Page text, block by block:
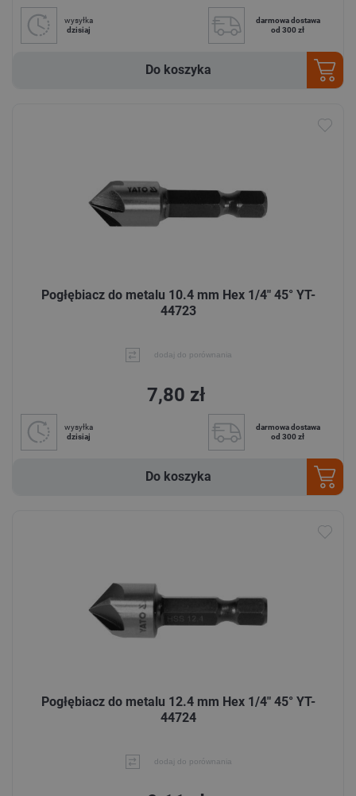
wysyłka
dzisiaj
darmowa dostawa
od 300 zł
Do koszyka
Pogłębiacz do metalu 10.4 mm Hex 1/4" 45° YT-
44723
dodaj do porównania
7,80 zł
wysyłka
dzisiaj
darmowa dostawa
od 300 zł
Do koszyka
Pogłębiacz do metalu 12.4 mm Hex 1/4" 45° YT-
44724
dodaj do porównania